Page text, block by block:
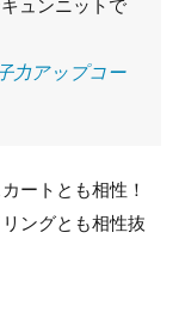
ュンニットで
力アップコー
ートとも相性！
ングとも相性抜